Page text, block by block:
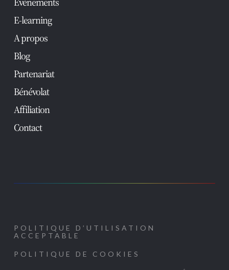
E-learning
A propos
Blog
Partenariat
Bénévolat
Affiliation
Contact
POLITIQUE D’UTILISATION
ACCEPTABLE
POLITIQUE DE COOKIES